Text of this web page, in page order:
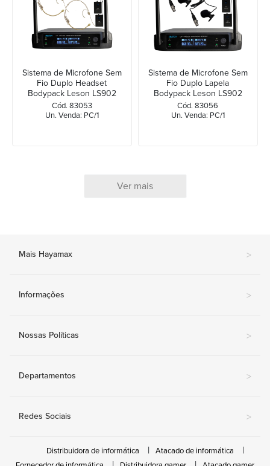
Sistema de Microfone Sem
Fio Duplo Headset
Bodypack Leson LS902
Bege
Cód. 83053
Un. Venda: PC/1
Sistema de Microfone Sem
Fio Duplo Lapela
Bodypack Leson LS902
Preto
Cód. 83056
Un. Venda: PC/1
Ver mais
Mais Hayamax >
Informações >
Nossas Políticas >
Departamentos >
Redes Sociais >
Distribuidora de informática
Atacado de informática